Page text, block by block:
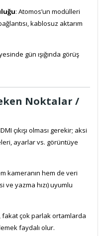
: Atomos’un modülleri
kablosuz aktarım
gün ışığında görüş
Noktalar /
çıkışı olması gerekir; aksi
ayarlar vs. görüntüye
kameranın hem de veri
ve yazma hızı) uyumlu
fakat çok parlak ortamlarda
faydalı olur.